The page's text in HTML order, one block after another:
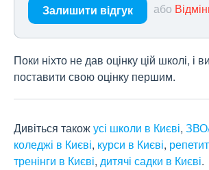
Залишити відгук або
Поки ніхто не дав оцінку цій школі, і
поставити свою оцінку першим.
Дивіться такожусі школи в Києві,
коледжі в Києві, курси в Києві,
тренінги в Києві, дитячі садки в Києві.